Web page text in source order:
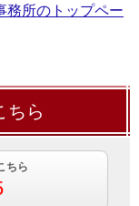
所のトップペー
ちら
ちら